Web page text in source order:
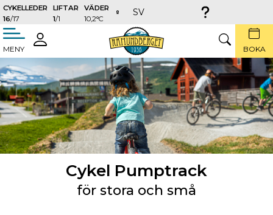
CYKELLEDER
16/17
LIFTAR
1/1
VÄDER
10,2°C
SV
MENY
LOGGA
IN
SÖK BOKA
Cykel Pumptrack
för stora och små